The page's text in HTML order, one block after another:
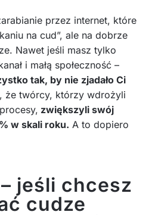
przez internet, które
na cud”, ale na dobrze
Nawet jeśli masz tylko
i małą społeczność –
tak, by nie zjadało Ci
że twórcy, którzy wdrożyli
zwiększyli swój
w skali roku. A to dopiero
jeśli chcesz
cudze